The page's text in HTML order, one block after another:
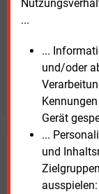
...
...
und/oder
Gerät
...
und
JETZT
Testen Sie